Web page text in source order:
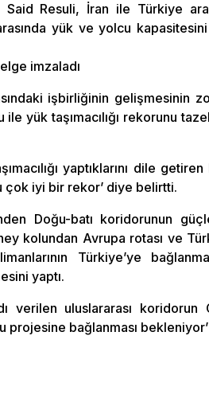
Resuli, İran ile Türkiye
yük ve yolcu
imzaladı
işbirliğinin gelişmesinin
ile yük taşımacılığı rekorunu
yaptıklarını dile getiren
çok iyi bir rekor’ diye belirtti.
Doğu-batı koridorunun
kolundan Avrupa rotası ve
Türkiye’ye
yaptı.
verilen uluslararası
projesine bağlanması